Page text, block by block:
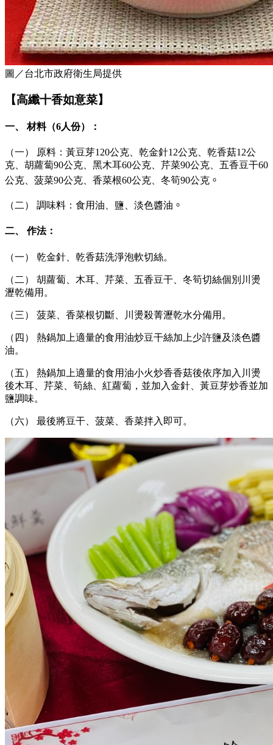
圖／台北市政府衛生局提供
【高纖十香如意菜】
一、 材料（6人份）：
（一） 原料：黃豆芽120公克、乾金針12公克、乾香菇12公
克、胡蘿蔔90公克、黑木耳60公克、芹菜90公克、五香豆干60
公克、菠菜90公克、香菜根60公克、冬筍90公克 。
（二） 調味料：食用油、鹽、淡色醬油 。
二、 作法：
（一） 乾金針、乾香菇洗淨泡軟切絲。
（二） 胡蘿蔔、木耳、芹菜、五香豆干、冬筍切絲個別川燙
瀝乾備用。
（三） 菠菜、香菜根切斷、川燙殺菁瀝乾水分備用。
（四） 熱鍋加上適量的食用油炒豆干絲加上少許鹽及淡色醬
油。
（五） 熱鍋加上適量的食用油小火炒香香菇後依序加入川燙
後木耳、芹菜、筍絲、紅蘿蔔，並加入金針、黃豆芽炒香並加
鹽調味。
（六） 最後將豆干、菠菜、香菜拌入即可。